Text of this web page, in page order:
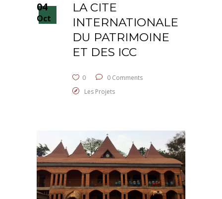
04
Oct
LA CITE
INTERNATIONALE
DU PATRIMOINE
ET DES ICC
0
0 Comments
Les Projets